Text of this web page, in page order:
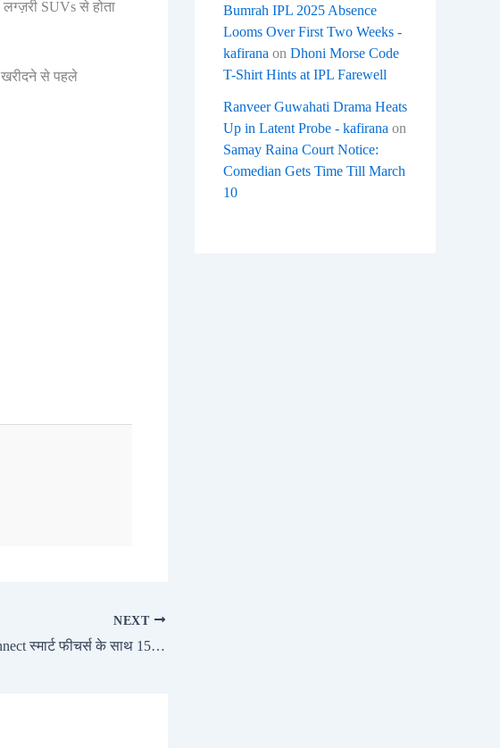
SUVs से होता
से पहले
NEXT
Suzuki Gixxer Ride Connect स्मार्ट फीचर्स के साथ 155cc बाइक, कीमत 1,38,442 में
Bumrah IPL 2025 Absence
Looms Over First Two Weeks -
kafirana on Dhoni Morse Code
T-Shirt Hints at IPL Farewell
Ranveer Guwahati Drama Heats
Up in Latent Probe - kafirana on
Samay Raina Court Notice:
Comedian Gets Time Till March
10